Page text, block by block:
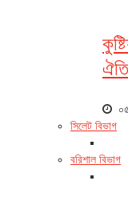
সিলেট বিভাগ
বরিশাল বিভাগ